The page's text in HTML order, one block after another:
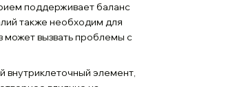
поддерживает баланс
также необходим для
может вызвать проблемы с
внутриклеточный элемент,